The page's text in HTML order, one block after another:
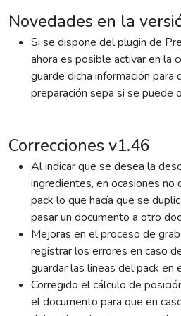
Novedades en la
Si se dispone del plugin de
ahora es posible activar en la
guarde dicha información para
preparación sepa si se puede
Correcciones v1.46
Al indicar que se desea la
ingredientes, en ocasiones no
pack lo que hacía que se
pasar un documento a otro
Mejoras en el proceso de
registrar los errores en caso
guardar las lineas del pack en
Corregido el cálculo de
el documento para que en